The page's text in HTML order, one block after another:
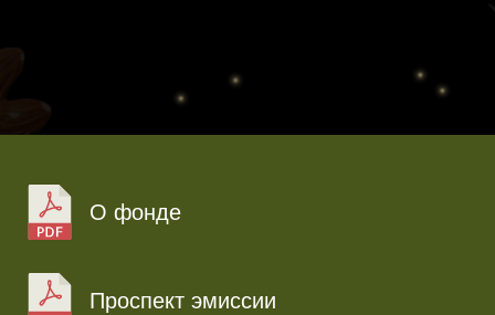
О фонде
Проспект эмиссии